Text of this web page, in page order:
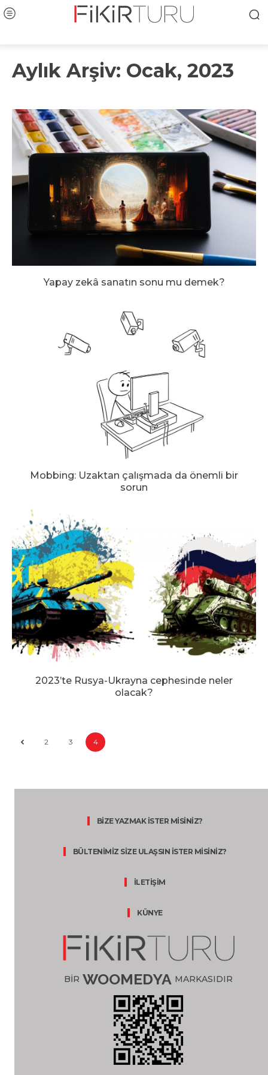
Aylık Arşiv: Ocak, 2023
Yapay zekâ sanatın sonu mu demek?
Mobbing: Uzaktan çalışmada da önemli bir
sorun
2023’te Rusya-Ukrayna cephesinde neler
olacak?
2 3 4
BİZE YAZMAK İSTER MİSİNİZ?
BÜLTENİMİZ SİZE ULAŞSIN İSTER MİSİNİZ?
İLETİŞİM
KÜNYE
BİR WOOMEDYA MARKASIDIR